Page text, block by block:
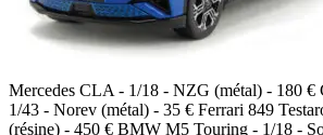
Mercedes CLA - 1/18 - NZG (métal) - 180 €
1/43 - Norev (métal) - 35 € Ferrari 849
(résine) - 450 € BMW M5 Touring - 1/18 -